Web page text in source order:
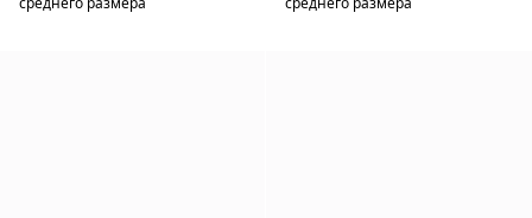
среднего размера
среднего размера